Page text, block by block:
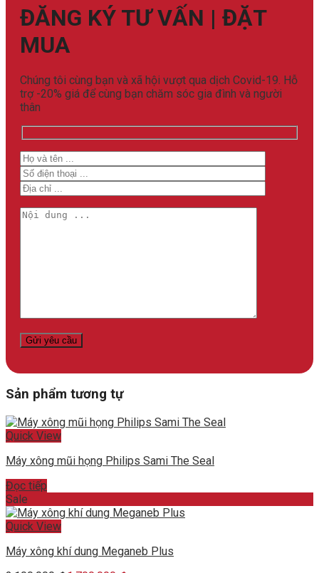
ĐĂNG KÝ TƯ VẤN | ĐẶT
MUA
Chúng tôi cùng bạn và xã hội vượt qua dịch Covid-19. Hỗ
trợ -20% giá để cùng bạn chăm sóc gia đình và người
thân
Sản phẩm tương tự
Quick View
Máy xông mũi họng Philips Sami The Seal
Đọc tiếp
Sale
Quick View
Máy xông khí dung Meganeb Plus